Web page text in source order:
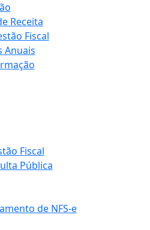
Receita
Fiscal
Anuais
Fiscal
Pública
de NFS-e